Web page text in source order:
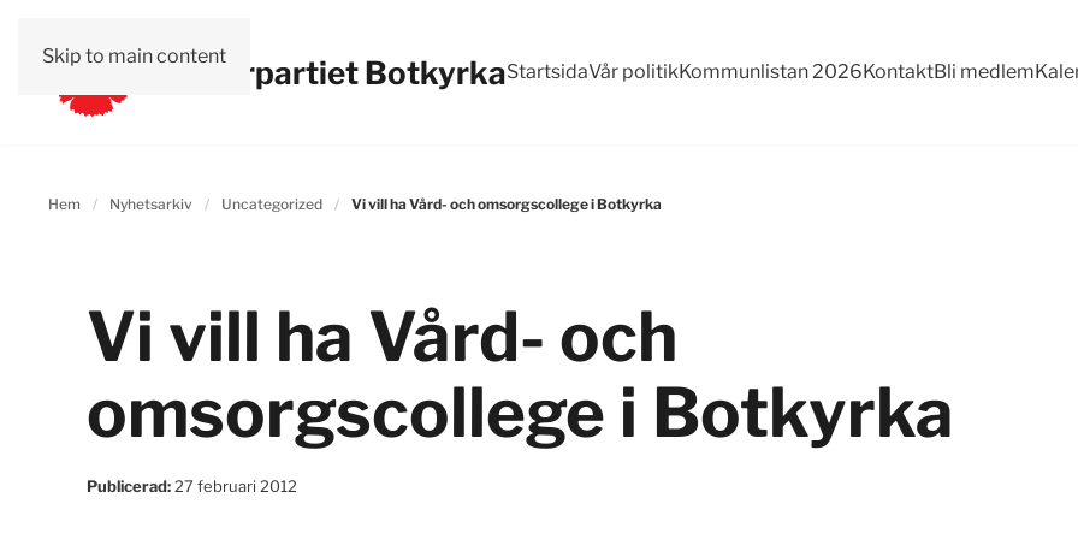
Skip to main contentVänsterpartiet BotkyrkaStartsidaVår politikKommunlistan 2026KontaktBli medlem
Hem Nyhetsarkiv Uncategorized Vi vill ha Vård- och omsorgscollege i Botkyrka
Vi vill ha Vård- och
omsorgscollege i Botkyrka
Publicerad: 27 februari 2012